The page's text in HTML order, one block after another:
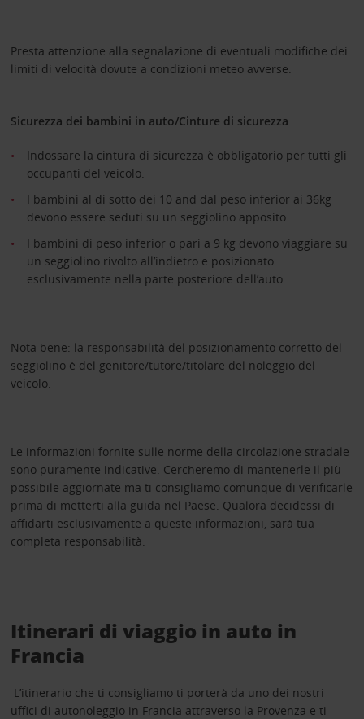
Presta attenzione alla segnalazione di eventuali modifiche dei
limiti di velocità dovute a condizioni meteo avverse.
Sicurezza dei bambini in auto/Cinture di sicurezza
Indossare la cintura di sicurezza è obbligatorio per tutti gli
occupanti del veicolo.
I bambini al di sotto dei 10 and dal peso inferior ai 36kg
devono essere seduti su un seggiolino apposito.
I bambini di peso inferior o pari a 9 kg devono viaggiare su
un seggiolino rivolto all’indietro e posizionato
esclusivamente nella parte posteriore dell’auto.
Nota bene: la responsabilità del posizionamento corretto del
seggiolino è del genitore/tutore/titolare del noleggio del
veicolo.
Le informazioni fornite sulle norme della circolazione stradale
sono puramente indicative. Cercheremo di mantenerle il più
possibile aggiornate ma ti consigliamo comunque di verificarle
prima di metterti alla guida nel Paese. Qualora decidessi di
affidarti esclusivamente a queste informazioni, sarà tua
completa responsabilità.
Itinerari di viaggio in auto in
Francia
L’itinerario che ti consigliamo ti porterà da uno dei nostri
uffici di autonoleggio in Francia attraverso la Provenza e ti